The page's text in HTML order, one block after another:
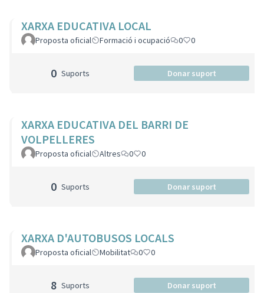
XARXA EDUCATIVA LOCAL
Proposta oficial Formació i ocupació 0 0
0 Suports Donar suport
XARXA EDUCATIVA DEL BARRI DE
VOLPELLERES
Proposta oficial Altres 0 0
0 Suports Donar suport
XARXA D'AUTOBUSOS LOCALS
Proposta oficial Mobilitat 0 0
8 Suports Donar suport